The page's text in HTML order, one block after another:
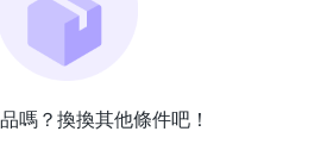
嗎？換換其他條件吧！